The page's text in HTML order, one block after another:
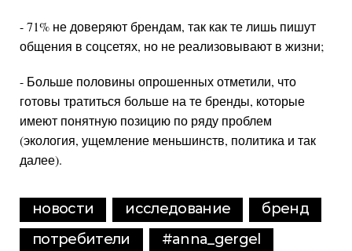
- 71% не доверяют брендам, так как те лишь пишут
общения в соцсетях, но не реализовывают в жизни;
- Больше половины опрошенных отметили, что
готовы тратиться больше на те бренды, которые
имеют понятную позицию по ряду проблем
(экология, ущемление меньшинств, политика и так
далее).
новости исследование
бренд
потребители
#anna_gergel